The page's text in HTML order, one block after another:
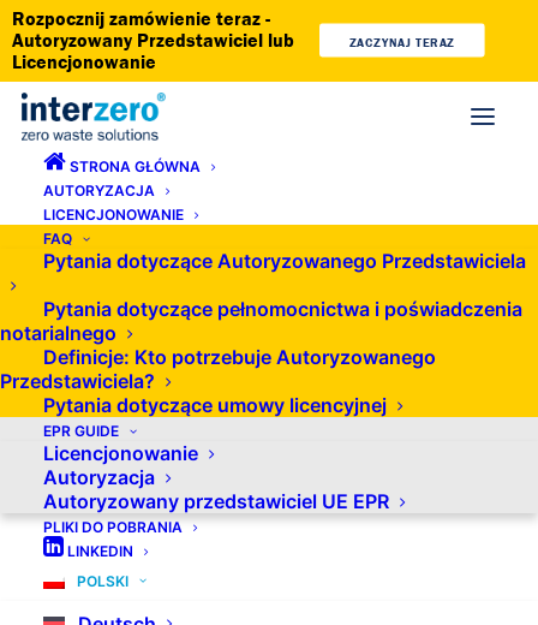
Rozpocznij zamówienie teraz -
Autoryzowany Przedstawiciel lub
Licencjonowanie
ZACZYNAJ TERAZ
STRONA GŁÓWNA
AUTORYZACJA
LICENCJONOWANIE
FAQ
Pytania dotyczące Autoryzowanego Przedstawiciela
Pytania dotyczące pełnomocnictwa i poświadczenia
notarialnego
Definicje: Kto potrzebuje Autoryzowanego
Przedstawiciela?
Pytania dotyczące umowy licencyjnej
EPR GUIDE
Licencjonowanie
Autoryzacja
Autoryzowany przedstawiciel UE EPR
PLIKI DO POBRANIA
LINKEDIN
POLSKI
Pakiety doradcze – rozwiązania
szyte na miarę, zapewniające
zgodność z prawem